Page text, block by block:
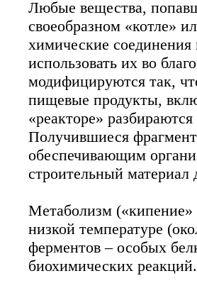
Любые вещества,
своеобразном «котле»
химические
использовать их во
модифицируются так,
пищевые продукты,
«реакторе»
Получившиеся
обеспечивающим
строительный
Метаболизм («кипение»
низкой температуре
ферментов – особых
биохимических реакций.